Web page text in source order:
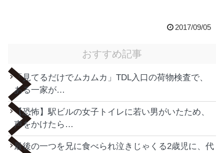
2017/09/05
おすすめ記事
「見てるだけでムカムカ」TDL入口の荷物検査で、
ある一家が…
【恐怖】駅ビルの女子トイレに若い男がいたため、
声をかけたら…
最後の一つを兄に食べられ泣きじゃくる2歳児に、代